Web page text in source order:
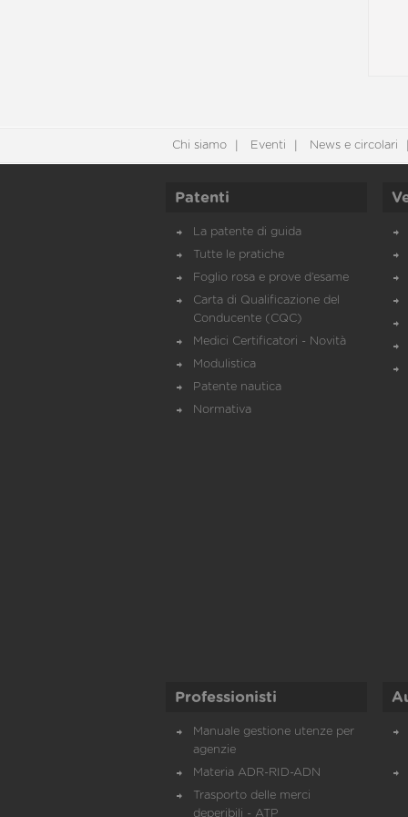
Chi siamo Eventi News e circolari
Patenti
La patente di guida
Tutte le pratiche
Foglio rosa e prove d’esame
Carta di Qualificazione del
Conducente (CQC)
Medici Certificatori - Novità
Modulistica
Patente nautica
Normativa
Professionisti
Manuale gestione utenze per
agenzie
Materia ADR-RID-ADN
Trasporto delle merci
deperibili - ATP